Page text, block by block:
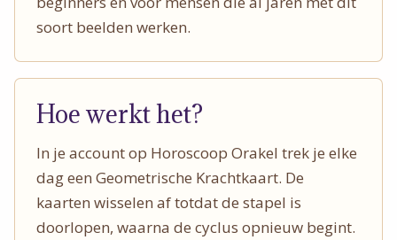
soort beelden werken.
Hoe werkt het?
In je account op Horoscoop Orakel trek je elke
dag een Geometrische Krachtkaart. De
kaarten wisselen af totdat de stapel is
doorlopen, waarna de cyclus opnieuw begint.